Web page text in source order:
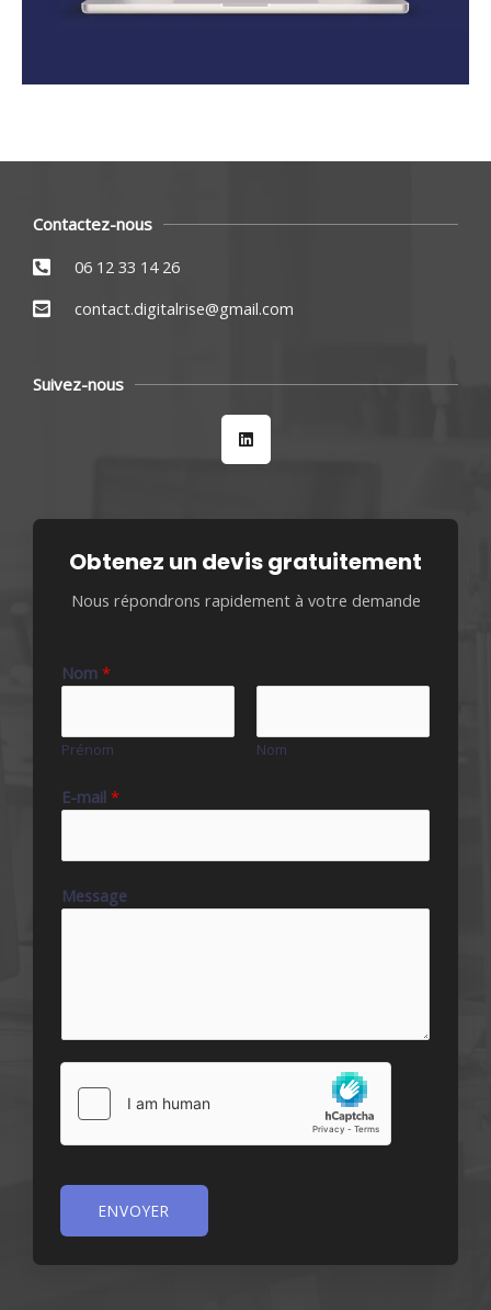
Contactez-nous
06 12 33 14 26
contact.digitalrise@gmail.com
Suivez-nous
L
i
n
k
i
Obtenez un devis gratuitement
Nous répondrons rapidement à votre demande
Nom *
Prénom Nom
E-mail *
Message
ENVOYER